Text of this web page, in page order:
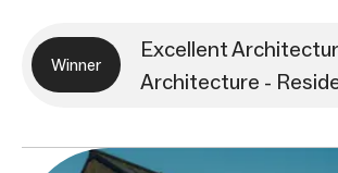
Winner
Excellent
Architecture -